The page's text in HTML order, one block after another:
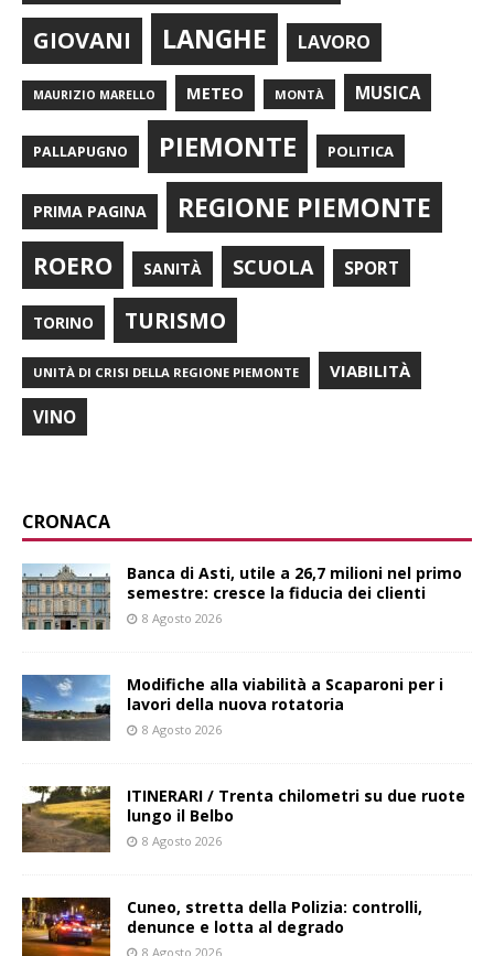
GIOVANI LANGHE LAVORO
MAURIZIO MARELLO METEO MONTÀ MUSICA
PALLAPUGNO PIEMONTE POLITICA
PRIMA PAGINA REGIONE PIEMONTE
ROERO SANITÀ SCUOLA SPORT
TORINO TURISMO
UNITÀ DI CRISI DELLA REGIONE PIEMONTE VIABILITÀ
VINO
CRONACA
Banca di Asti, utile a 26,7 milioni nel primo
semestre: cresce la fiducia dei clienti
8 Agosto 2026
Modifiche alla viabilità a Scaparoni per i
lavori della nuova rotatoria
8 Agosto 2026
ITINERARI / Trenta chilometri su due ruote
lungo il Belbo
8 Agosto 2026
Cuneo, stretta della Polizia: controlli,
denunce e lotta al degrado
8 Agosto 2026